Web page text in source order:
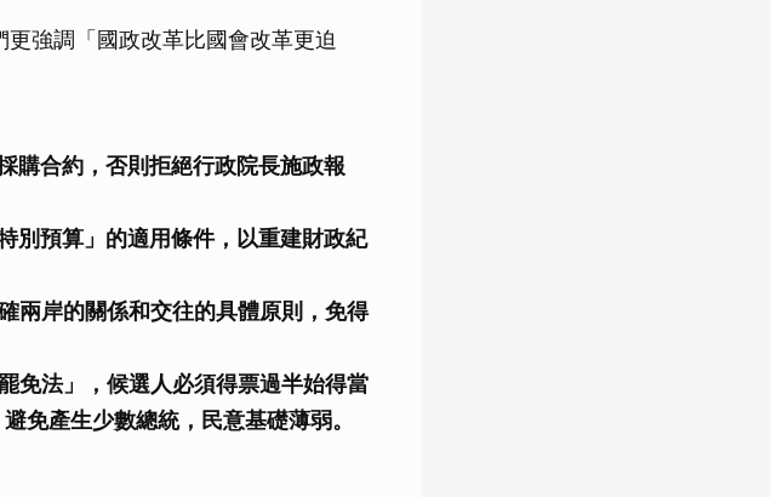
強調「國政改革比國會改革更迫
購合約，否則拒絕行政院長施政報
別預算」的適用條件，以重建財政紀
兩岸的關係和交往的具體原則，免得
免法」，候選人必須得票過半始得當
免產生少數總統，民意基礎薄弱。